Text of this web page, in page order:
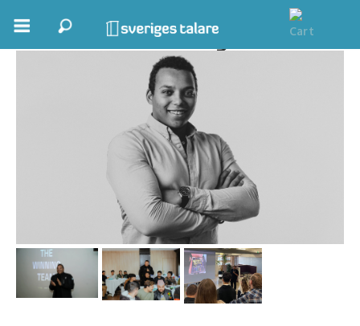
Inspirerande Föreläsare
Personlig utveckling, målsättning
Life Stories & Trivsel
Keynote
Pierre Grönberg